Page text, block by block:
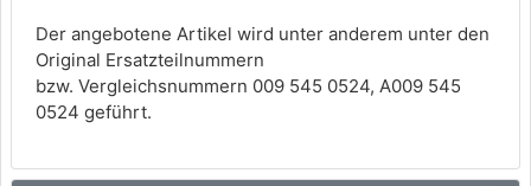
Der angebotene Artikel wird unter anderem unter den
Original Ersatzteilnummern
bzw. Vergleichsnummern 009 545 0524, A009 545
0524 geführt.